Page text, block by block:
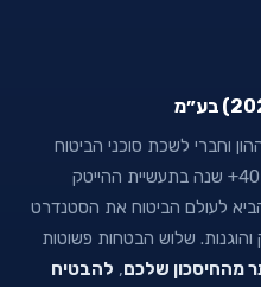
וחברי לשכת סוכני הביטוח
בישראל. נוסדה ע״י זאב יופה לאחר 40+ שנה בתעשיית ההייטק
לעולם הביטוח את הסטנדרט
שלוש הבטחות פשוטות
מהחיסכון שלכם, להבטיח